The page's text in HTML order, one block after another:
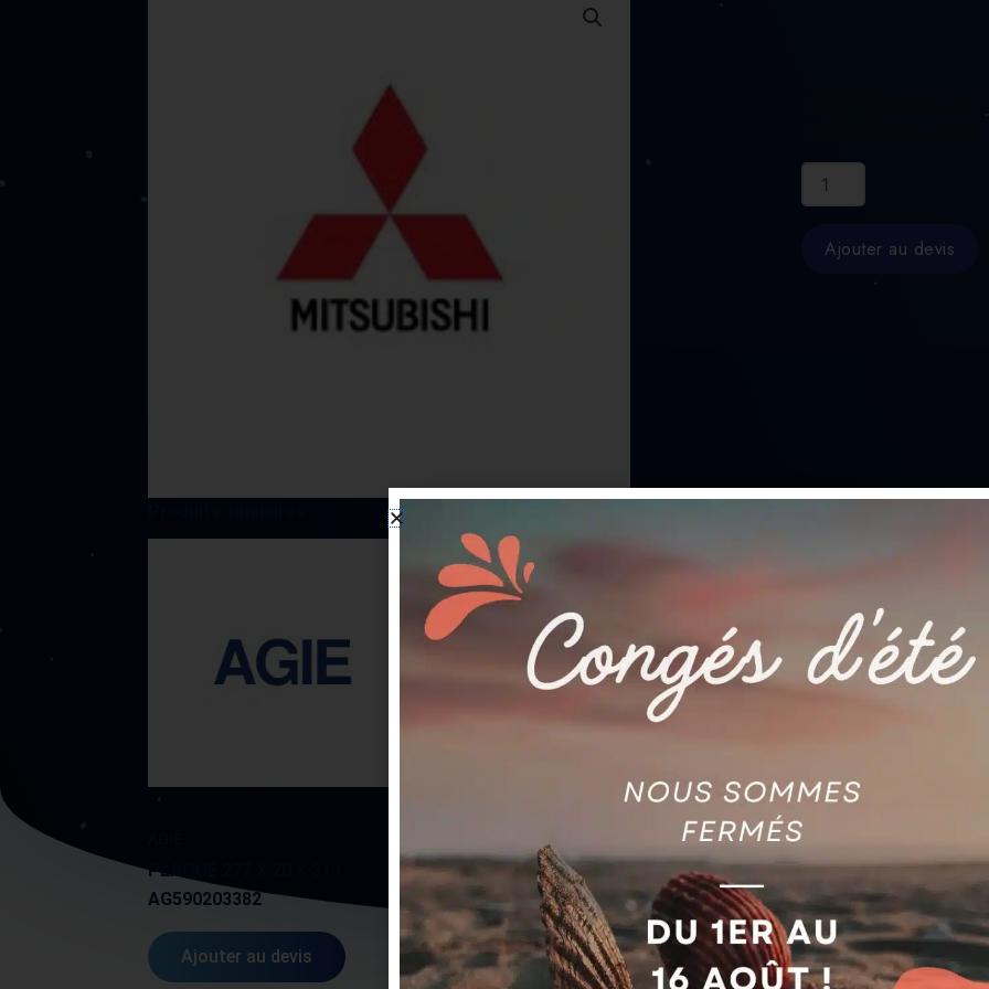
GALET CERAMIQUE
quantité
CERAMIQUE
SERIEAjouter au devis
PLAQUE 277 X 20 X 313
AG590203382
Ajouter au devis
BUSE CERAMIQUE Ø 2.35 MM
AG590250433
Ajouter au devis
POULIE D’ENTRAINEMENT
SERIE AVEC PHASE ET AC
AG590180513
Ajouter au devis